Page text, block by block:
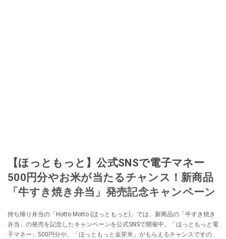
【ほっともっと】公式SNSで電子マネー
500円分やお米が当たるチャンス！新商品
「牛すき焼き弁当」発売記念キャンペーン
持ち帰り弁当の「Hotto Motto (ほっともっと)」では、新商品の「牛すき焼き
弁当」の発売を記念したキャンペーンを公式SNSで開催中。「ほっともっと電
子マネー」500円分や、「ほっともっと金芽米」がもらえるチャンスですの